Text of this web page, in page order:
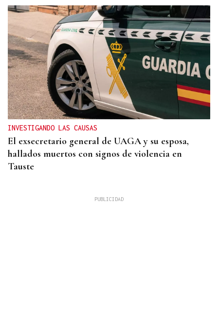
INVESTIGANDO LAS CAUSAS
El exsecretario general de UAGA y su esposa,
hallados muertos con signos de violencia en
Tauste